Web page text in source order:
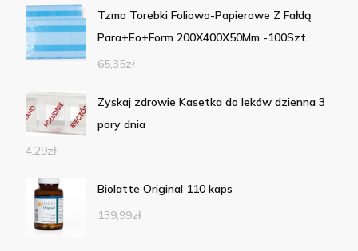
Tzmo Torebki Foliowo-Papierowe Z Fałdą
Para+Eo+Form 200X400X50Mm -100Szt.
65,35zł
Zyskaj zdrowie Kasetka do leków dzienna 3
pory dnia
4,29zł
Biolatte Original 110 kaps
139,99zł